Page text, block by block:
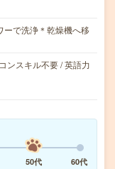
ーで洗浄＊乾燥機へ移
ンスキル不要 / 英語力
50代
60代